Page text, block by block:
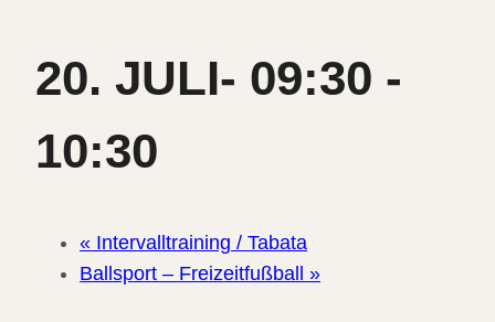
20. JULI- 09:30 -
10:30
« Intervalltraining / Tabata
Ballsport – Freizeitfußball »